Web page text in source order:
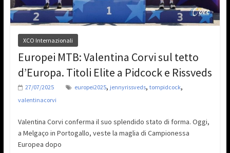
XCO Internazionali
Europei MTB: Valentina Corvi sul tetto
d’Europa. Titoli Elite a Pidcock e Rissveds
27/07/2025 europei2025, jennyrissveds, tompidcock,
valentinacorvi
Valentina Corvi conferma il suo splendido stato di forma. Oggi,
a Melgaço in Portogallo, veste la maglia di Campionessa
Europea dopo